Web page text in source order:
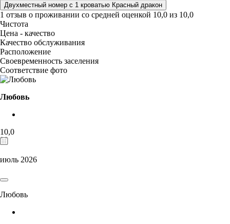
Двухместный номер с 1 кроватью Красный дракон
1 отзыв о проживании со средней оценкой 10,0 из 10,0
Чистота
Цена - качество
Качество обслуживания
Расположение
Своевременность заселения
Соответствие фото
Любовь
10,0
июль 2026
Любовь